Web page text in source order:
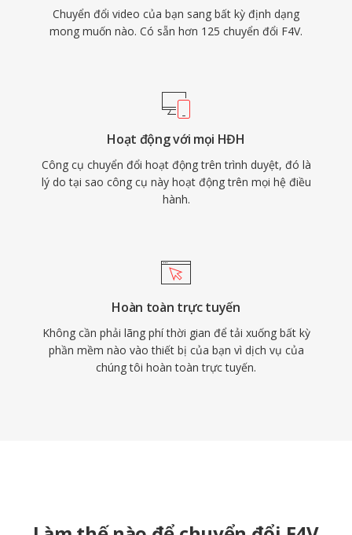
Chuyển đổi video của bạn sang bất kỳ định dạng
mong muốn nào. Có sẵn hơn 125 chuyển đổi F4V.
Hoạt động với mọi HĐH
Công cụ chuyển đổi hoạt động trên trình duyệt, đó là
lý do tại sao công cụ này hoạt động trên mọi hệ điều
hành.
Hoàn toàn trực tuyến
Không cần phải lãng phí thời gian để tải xuống bất kỳ
phần mềm nào vào thiết bị của bạn vì dịch vụ của
chúng tôi hoàn toàn trực tuyến.